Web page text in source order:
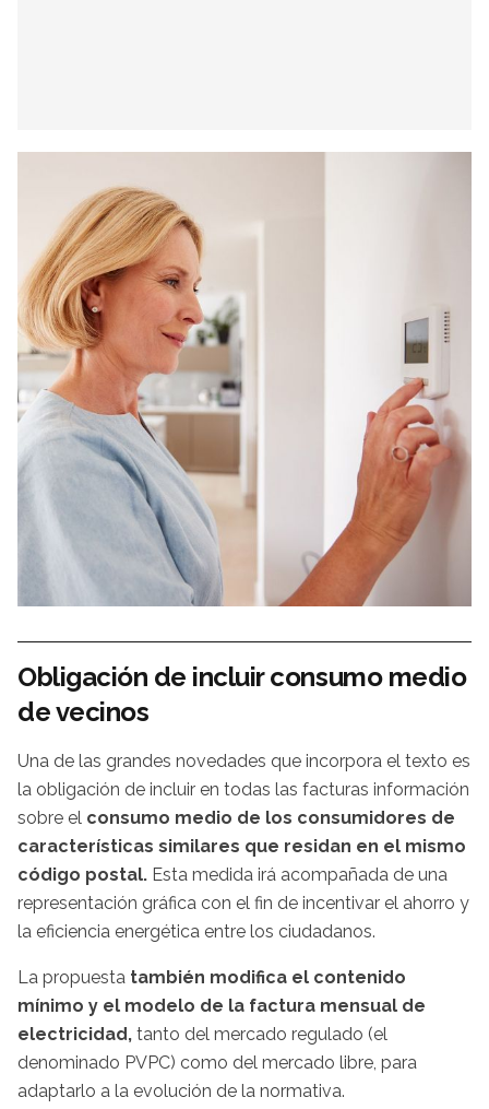
Obligación de incluir consumo medio
de vecinos
Una de las grandes novedades que incorpora el texto es
la obligación de incluir en todas las facturas información
sobre el consumo medio de los consumidores de
características similares que residan en el mismo
código postal. Esta medida irá acompañada de una
representación gráfica con el fin de incentivar el ahorro y
la eficiencia energética entre los ciudadanos.
La propuesta también modifica el contenido
mínimo y el modelo de la factura mensual de
electricidad, tanto del mercado regulado (el
denominado PVPC) como del mercado libre, para
adaptarlo a la evolución de la normativa.